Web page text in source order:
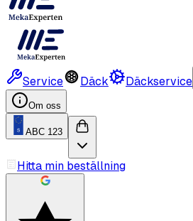
Service Däck Däckservice
Om oss
ABC 123
Hitta min beställning